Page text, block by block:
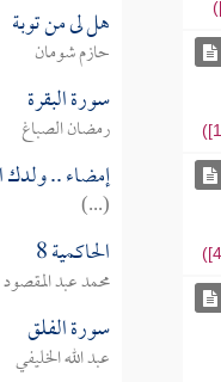
هل لى من توبة
حازم شومان
سورة البقرة
رمضان الصباغ
إمضاء .. ولدك
(...)
الحاكمية 8
محمد عبد المقصود
سورة الفلق
عبد الله الخليفي